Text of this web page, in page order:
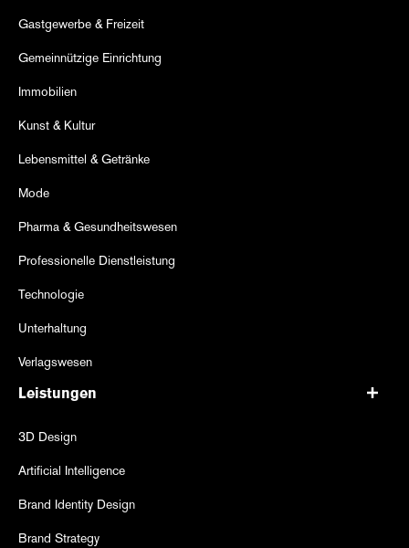
Gastgewerbe & Freizeit
Gemeinnützige Einrichtung
Immobilien
Kunst & Kultur
Lebensmittel & Getränke
Mode
Pharma & Gesundheitswesen
Professionelle Dienstleistung
Technologie
Unterhaltung
Verlagswesen
Leistungen
3D Design
Artificial Intelligence
Brand Identity Design
Brand Strategy